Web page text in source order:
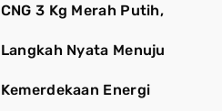
CNG 3 Kg Merah Putih,
Langkah Nyata Menuju
Kemerdekaan Energi